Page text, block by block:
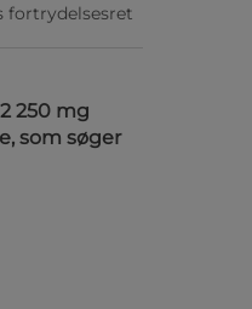
fortrydelsesret
250 mg
som søger